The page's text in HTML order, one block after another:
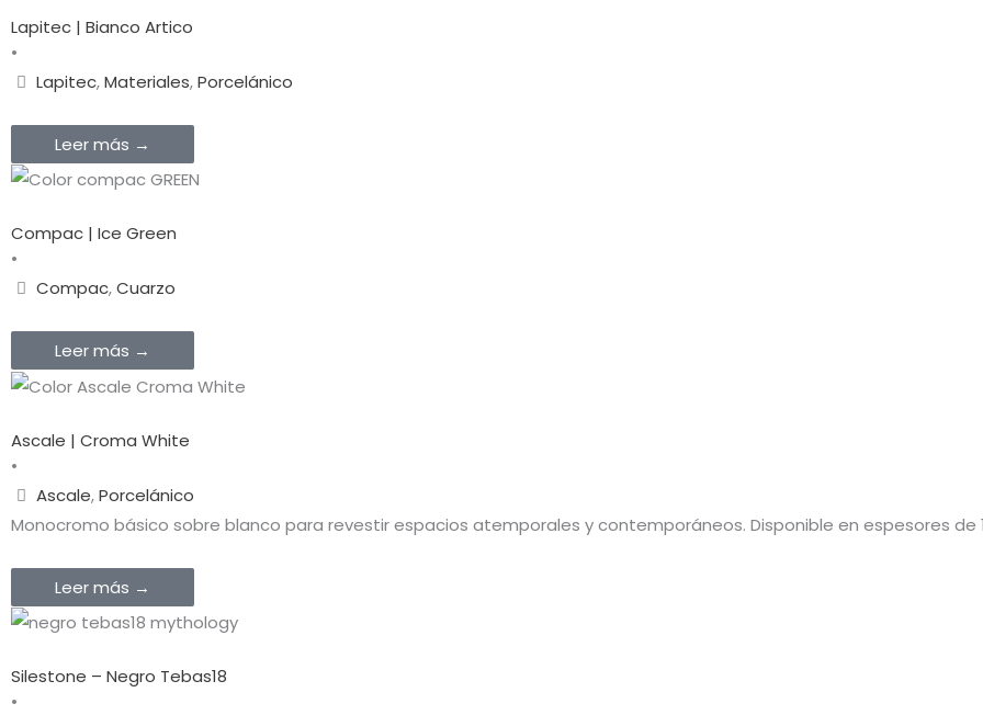
Lapitec | Bianco Artico
•
Lapitec,Materiales,Porcelánico
Leer más →
Compac | Ice Green
•
Compac,Cuarzo
Leer más →
Ascale | Croma White
•
Ascale,Porcelánico
Monocromo básico sobre blanco para revestir espacios atemporales y contemporáneos. Disponible en espesores de
Leer más →
Silestone – Negro Tebas18
•